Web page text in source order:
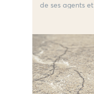
de ses agents